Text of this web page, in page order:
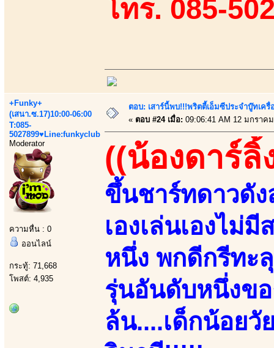
โทร. 085-
+Funky+
(เสนา.ซ.17)10:00-06:00
T:085-
5027899♥Line:funkyclub
Moderator
ความหื่น : 0
ออนไลน์
กระทู้: 71,668
โพสต์: 4,935
ตอบ: เสาร์นี้พบ!!!พริตตี้เอ็มซีประจำบู๊ทเค
« ตอบ #24 เมื่อ: 09:06:41 AM 12 มกราค
((น้องดาร์ลิ้
ขึ้นชาร์ทดาวดั
เองเล่นเองไม่
หนึ่ง พกดีกรีทะ
รุ่นอันดับหนึ่งข
ล้น....เด็กน้อยวั